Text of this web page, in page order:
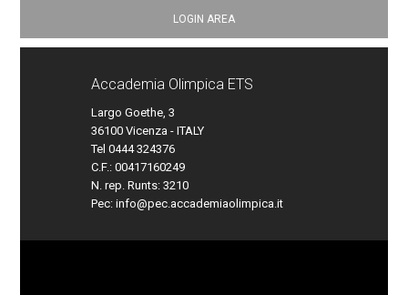
LOGIN AREA
Accademia Olimpica ETS
Largo Goethe, 3
36100 Vicenza - ITALY
Tel 0444 324376
C.F.: 00417160249
N. rep. Runts: 3210
Pec: info@pec.accademiaolimpica.it